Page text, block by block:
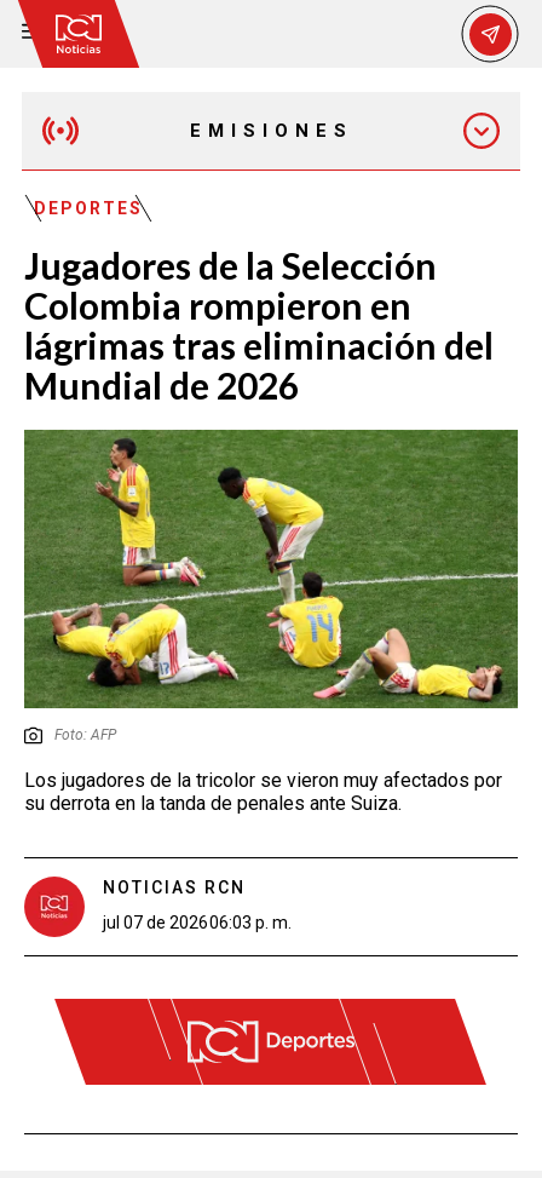
EMISIONES
EMISIÓN 7:00 PM
DEPORTES
Jugadores de la Selección
Colombia rompieron en
lágrimas tras eliminación del
Mundial de 2026
Foto: AFP
Los jugadores de la tricolor se vieron muy afectados por
su derrota en la tanda de penales ante Suiza.
NOTICIAS RCN
jul 07 de 202606:03 p. m.